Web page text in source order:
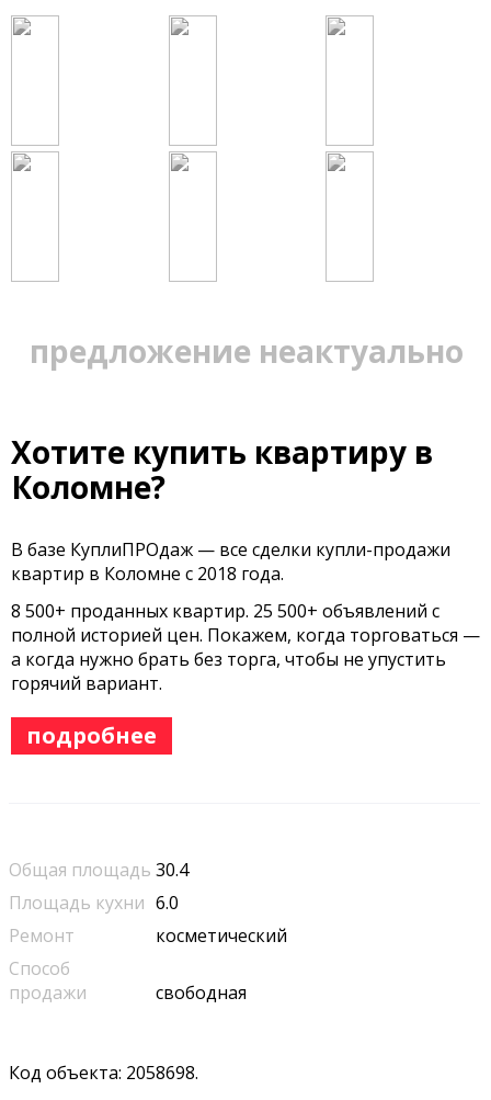
предложение неактуально
Хотите купить квартиру в
Коломне?
В базе КуплиПРОдаж — все сделки купли-продажи
квартир в Коломне с 2018 года.
8 500+ проданных квартир. 25 500+ объявлений с
полной историей цен. Покажем, когда торговаться —
а когда нужно брать без торга, чтобы не упустить
горячий вариант.
подробнее
Общая площадь 30.4
Площадь кухни 6.0
Ремонт
косметический
Способ
продажи
свободная
Код объeктa: 2058698.